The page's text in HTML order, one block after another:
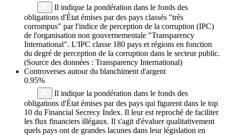
Il indique la pondération dans le fonds des
obligations d'État émises par des pays classés "très
corrompus" par l'indice de perception de la corruption (IPC)
de l'organisation non gouvernementale "Transparency
International". L'IPC classe 180 pays et régions en fonction
du degré de perception de la corruption dans le secteur public.
(Source des données : Transparency International)
Controverses autour du blanchiment d'argent
0.95%
Il indique la pondération dans le fonds des
obligations d'État émises par des pays qui figurent dans le top
10 du Financial Secrecy Index. Il leur est reproché de faciliter
les flux financiers illégaux. Il s'agit d'évaluer qualitativement
quels pays ont de grandes lacunes dans leur législation en